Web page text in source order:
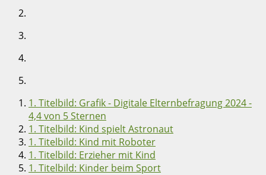
1. Titelbild: Grafik - Digitale Elternbefragung 2024 -
4,4 von 5 Sternen
1. Titelbild: Kind spielt Astronaut
1. Titelbild: Kind mit Roboter
1. Titelbild: Erzieher mit Kind
1. Titelbild: Kinder beim Sport